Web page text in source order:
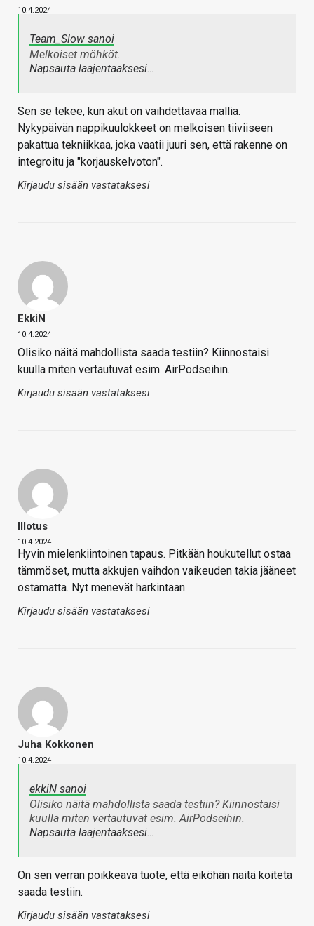
10.4.2024
Team_Slow sanoi
Melkoiset möhköt.
Napsauta laajentaaksesi…
Sen se tekee, kun akut on vaihdettavaa mallia.
Nykypäivän nappikuulokkeet on melkoisen tiiviiseen
pakattua tekniikkaa, joka vaatii juuri sen, että rakenne on
integroitu ja "korjauskelvoton".
Kirjaudu sisään vastataksesi
EkkiN
10.4.2024
Olisiko näitä mahdollista saada testiin? Kiinnostaisi
kuulla miten vertautuvat esim. AirPodseihin.
Kirjaudu sisään vastataksesi
Illotus
10.4.2024
Hyvin mielenkiintoinen tapaus. Pitkään houkutellut ostaa
tämmöset, mutta akkujen vaihdon vaikeuden takia jääneet
ostamatta. Nyt menevät harkintaan.
Kirjaudu sisään vastataksesi
Juha Kokkonen
10.4.2024
ekkiN sanoi
Olisiko näitä mahdollista saada testiin? Kiinnostaisi
kuulla miten vertautuvat esim. AirPodseihin.
Napsauta laajentaaksesi…
On sen verran poikkeava tuote, että eiköhän näitä koiteta
saada testiin.
Kirjaudu sisään vastataksesi